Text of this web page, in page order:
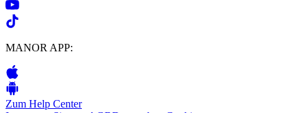
MANOR APP:
Zum Help Center